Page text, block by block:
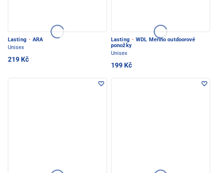
Lasting · ARA
Unisex
219 Kč
Lasting · WDL Merino outdoorové
ponožky
Unisex
199 Kč